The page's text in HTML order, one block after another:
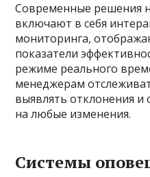
Современные решения
включают в себя
мониторинга,
показатели
режиме реального
менеджерам
выявлять отклонения и
на любые изменения.
Системы